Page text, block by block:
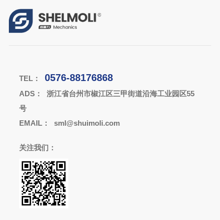
TEL： 0576-88176868
ADS：
浙江省台州市椒江区三甲街道沿海工业园区55
号
EMAIL：
sml@shuimoli.com
关注我们：